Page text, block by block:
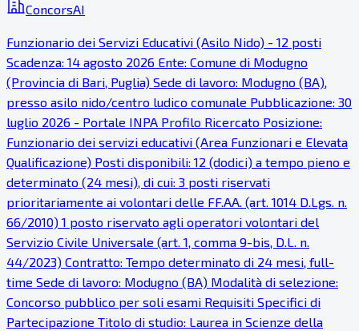
ConcorsAI
Funzionario dei Servizi Educativi (Asilo Nido) - 12 posti
Scadenza: 14 agosto 2026 Ente: Comune di Modugno
(Provincia di Bari, Puglia) Sede di lavoro: Modugno (BA),
presso asilo nido/centro ludico comunale Pubblicazione: 30
luglio 2026 - Portale INPA Profilo Ricercato Posizione:
Funzionario dei servizi educativi (Area Funzionari e Elevata
Qualificazione) Posti disponibili: 12 (dodici) a tempo pieno e
determinato (24 mesi), di cui: 3 posti riservati
prioritariamente ai volontari delle FF.AA. (art. 1014 D.Lgs. n.
66/2010) 1 posto riservato agli operatori volontari del
Servizio Civile Universale (art. 1, comma 9-bis, D.L. n.
44/2023) Contratto: Tempo determinato di 24 mesi, full-
time Sede di lavoro: Modugno (BA) Modalità di selezione:
Concorso pubblico per soli esami Requisiti Specifici di
Partecipazione Titolo di studio: Laurea in Scienze della